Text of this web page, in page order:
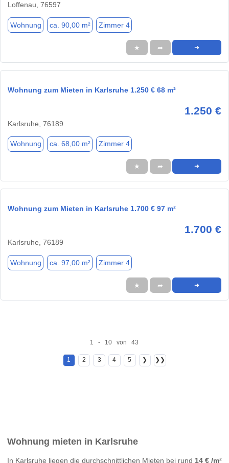
Loffenau, 76597
Wohnung ca. 90,00 m² Zimmer 4
★ ➦ ➜
Wohnung zum Mieten in Karlsruhe 1.250 € 68 m²
1.250 €
Karlsruhe, 76189
Wohnung ca. 68,00 m² Zimmer 4
★ ➦ ➜
Wohnung zum Mieten in Karlsruhe 1.700 € 97 m²
1.700 €
Karlsruhe, 76189
Wohnung ca. 97,00 m² Zimmer 4
★ ➦ ➜
1 - 10 von 43
1 2 3 4 5 ❯ ❯❯
Wohnung mieten in Karlsruhe
In Karlsruhe liegen die durchschnittlichen Mieten bei rund 14 € /m²